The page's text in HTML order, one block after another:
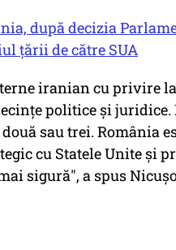
după decizia
țării de către SUA
iranian cu privire
politice și
sau trei. România
cu Statele Unite și
sigură", a spus